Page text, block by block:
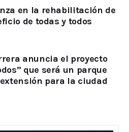
en la rehabilitación de
de todas y todos
anuncia el proyecto
que será un parque
para la ciudad